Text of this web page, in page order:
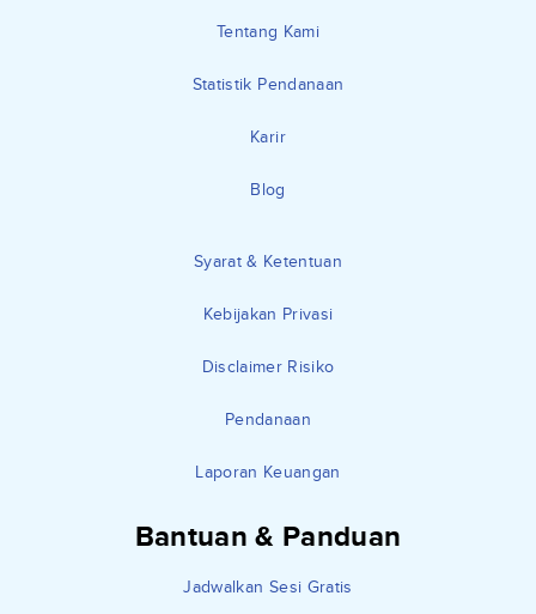
Tentang Kami
Statistik Pendanaan
Karir
Blog
Syarat & Ketentuan
Kebijakan Privasi
Disclaimer Risiko
Pendanaan
Laporan Keuangan
Bantuan & Panduan
Jadwalkan Sesi Gratis